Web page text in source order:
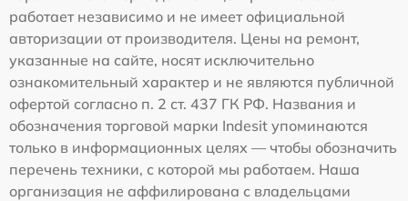
работает независимо и не имеет официальной
авторизации от производителя. Цены на ремонт,
указанные на сайте, носят исключительно
ознакомительный характер и не являются публичной
офертой согласно п. 2 ст. 437 ГК РФ. Названия и
обозначения торговой марки Indesit упоминаются
только в информационных целях — чтобы обозначить
перечень техники, с которой мы работаем. Наша
организация не аффилирована с владельцами